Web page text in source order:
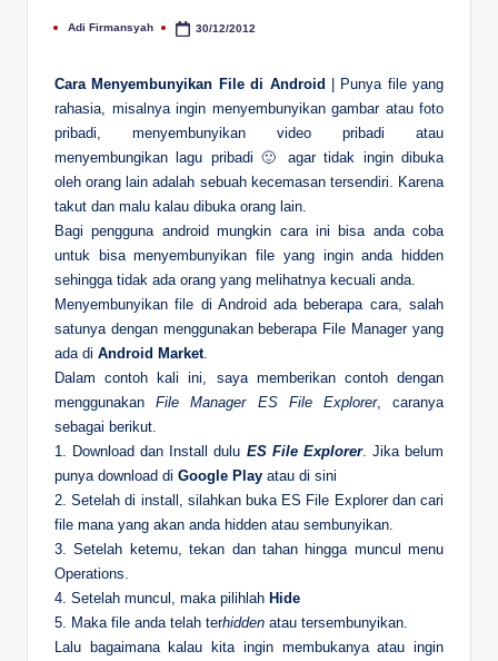
Posted
Adi Firmansyah 30/12/2012
Cara Menyembunyikan File di Android | Punya file yang
rahasia, misalnya ingin menyembunyikan gambar atau foto
pribadi, menyembunyikan video pribadi atau
menyembungikan lagu pribadi 🙂 agar tidak ingin dibuka
oleh orang lain adalah sebuah kecemasan tersendiri. Karena
takut dan malu kalau dibuka orang lain.
Bagi pengguna android mungkin cara ini bisa anda coba
untuk bisa menyembunyikan file yang ingin anda hidden
sehingga tidak ada orang yang melihatnya kecuali anda.
Menyembunyikan file di Android ada beberapa cara, salah
satunya dengan menggunakan beberapa File Manager yang
ada di Android Market.
Dalam contoh kali ini, saya memberikan contoh dengan
menggunakanFile Manager ES File Explorer, caranya
sebagai berikut.
1. Download dan Install dulu ES File Explorer. Jika belum
punya download di Google Play atau di sini
2. Setelah di install, silahkan buka ES File Explorer dan cari
file mana yang akan anda hidden atau sembunyikan.
3. Setelah ketemu, tekan dan tahan hingga muncul menu
Operations.
4. Setelah muncul, maka pilihlah Hide
5. Maka file anda telah terhidden atau tersembunyikan.
Lalu bagaimana kalau kita ingin membukanya atau ingin